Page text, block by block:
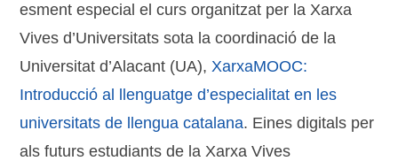
esment especial el curs organitzat per la Xarxa
Vives d’Universitats sota la coordinació de la
Universitat d’Alacant (UA),XarxaMOOC:
Introducció al llenguatge d’especialitat en les
universitats de llengua catalana. Eines digitals per
als futurs estudiants de la Xarxa Vives